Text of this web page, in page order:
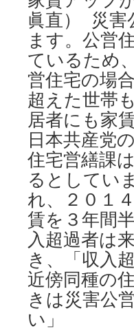
眞直） 災害
ます。公営
ているため
営住宅の場
超えた世帯
居者にも家
日本共産党
住宅営繕課
るとしてい
れ、２０１
賃を３年間
入超過者は
き、「収入
近傍同種の
きは災害公
い」